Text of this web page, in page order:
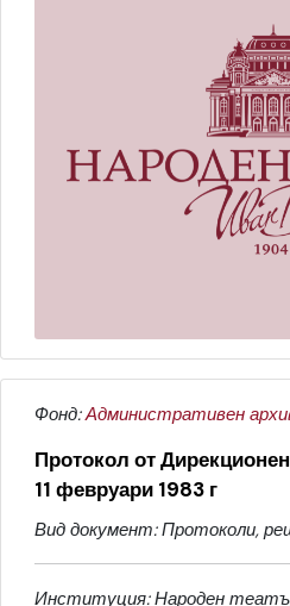
Фонд:Административен
Протокол от
11 февруари 1983 г
Вид документ: Протоколи,
Институция: Народен